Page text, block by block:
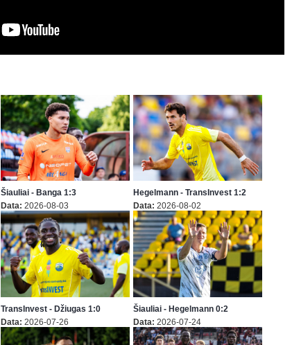
Šiauliai - Banga 1:3
Data: 2026-08-03
Hegelmann - TransInvest 1:2
Data: 2026-08-02
TransInvest - Džiugas 1:0
Data: 2026-07-26
Šiauliai - Hegelmann 0:2
Data: 2026-07-24